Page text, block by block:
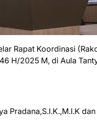
Rapat Koordinasi
H/2025 M, di Aula
Pradana,S.I.K.,M.I.K